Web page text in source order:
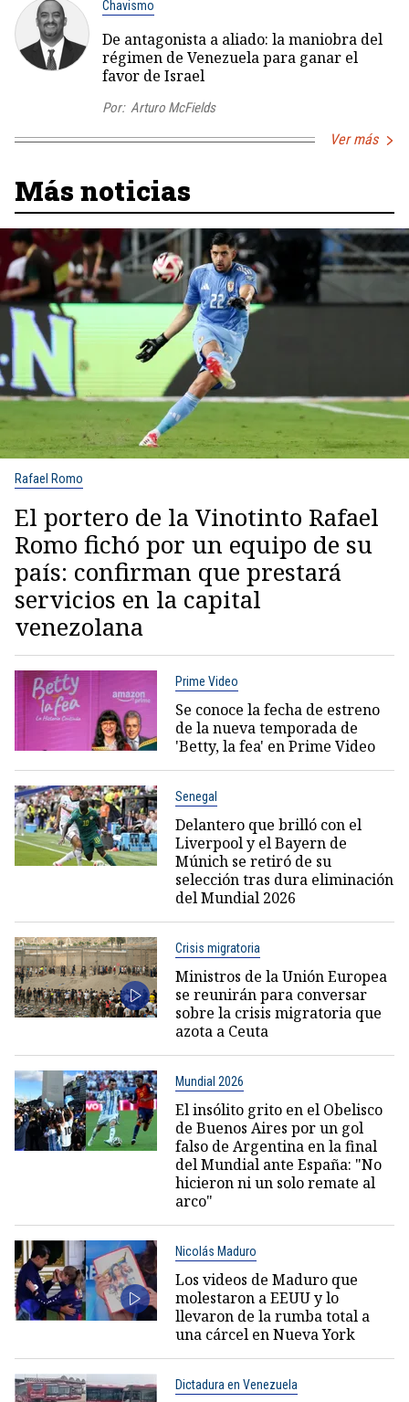
Chavismo
De antagonista a aliado: la maniobra del
régimen de Venezuela para ganar el
favor de Israel
Por: Arturo McFields
Ver más
Más noticias
Rafael Romo
El portero de la Vinotinto Rafael
Romo fichó por un equipo de su
país: confirman que prestará
servicios en la capital
venezolana
Prime Video
Se conoce la fecha de estreno
de la nueva temporada de
'Betty, la fea' en Prime Video
Senegal
Delantero que brilló con el
Liverpool y el Bayern de
Múnich se retiró de su
selección tras dura eliminación
del Mundial 2026
Crisis migratoria
Ministros de la Unión Europea
se reunirán para conversar
sobre la crisis migratoria que
azota a Ceuta
Mundial 2026
El insólito grito en el Obelisco
de Buenos Aires por un gol
falso de Argentina en la final
del Mundial ante España: "No
hicieron ni un solo remate al
arco"
Nicolás Maduro
Los videos de Maduro que
molestaron a EEUU y lo
llevaron de la rumba total a
una cárcel en Nueva York
Dictadura en Venezuela